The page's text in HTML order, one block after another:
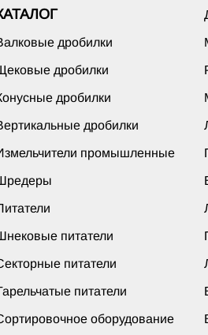
дробилки
дробилки
дробилки
дробилки
промышленные
питатели
питатели
питатели
оборудование